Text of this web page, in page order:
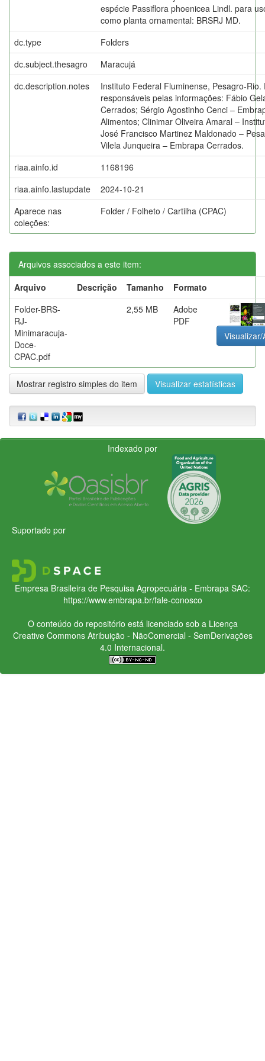
espécie Passiflora phoenicea Lindl. para
como planta ornamental: BRSRJ MD.
dc.type
Folders
dc.subject.thesagro
Maracujá
dc.description.notes
Instituto Federal Fluminense, Pesagro-Rio.
responsáveis pelas informações: Fábio
Cerrados; Sérgio Agostinho Cenci –
Alimentos; Clinimar Oliveira Amaral –
José Francisco Martinez Maldonado –
Vilela Junqueira – Embrapa Cerrados.
riaa.ainfo.id
1168196
riaa.ainfo.lastupdate
2024-10-21
Aparece nas
coleções:
Folder / Folheto / Cartilha (CPAC)
Arquivos associados a este item:
Arquivo
Descrição Tamanho
Formato
Folder-BRS-
RJ-
Minimaracuja-
Doce-
CPAC.pdf
2,55 MB
Adobe
PDF
Visualizar/
Mostrar registro simples do item Visualizar estatísticas
Indexado por
Suportado por
Empresa Brasileira de Pesquisa Agropecuária - Embrapa SAC:
https://www.embrapa.br/fale-conosco
O conteúdo do repositório está licenciado sob a Licença
Creative CommonsAtribuição - NãoComercial - SemDerivações
4.0 Internacional.